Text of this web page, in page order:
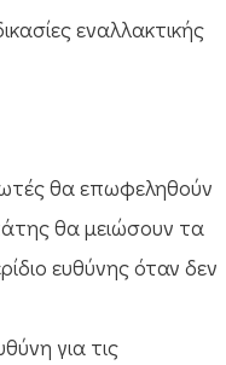
εναλλακτικής
θα επωφεληθούν
θα μειώσουν τα
ευθύνης όταν δεν
για τις